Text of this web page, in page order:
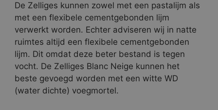
De Zelliges kunnen zowel met een pastalijm als
met een flexibele cementgebonden lijm
verwerkt worden. Echter adviseren wij in natte
ruimtes altijd een flexibele cementgebonden
lijm. Dit omdat deze beter bestand is tegen
vocht. De Zelliges Blanc Neige kunnen het
beste gevoegd worden met een witte WD
(water dichte) voegmortel.